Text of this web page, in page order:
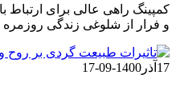
کمپینگ راهی عالی برای ارتباط
و فرار از شلوغی زندگی
17 آذر 1400-09-17